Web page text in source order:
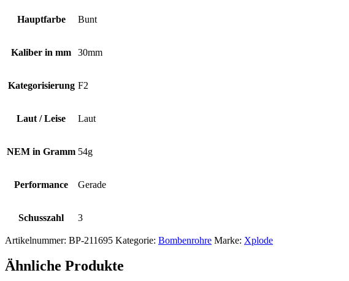
Hauptfarbe Bunt
Kaliber in mm 30mm
Kategorisierung F2
Laut / Leise Laut
NEM in Gramm 54g
Performance Gerade
Schusszahl 3
Artikelnummer: BP-211695 Kategorie: Bombenrohre Marke: Xplode
Ähnliche Produkte